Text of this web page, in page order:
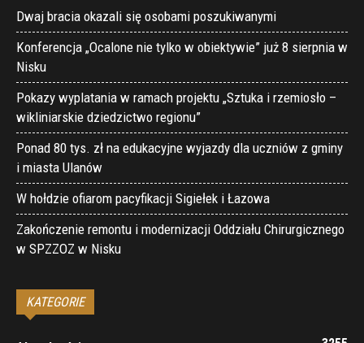
Dwaj bracia okazali się osobami poszukiwanymi
Konferencja „Ocalone nie tylko w obiektywie” już 8 sierpnia w
Nisku
Pokazy wyplatania w ramach projektu „Sztuka i rzemiosło –
wikliniarskie dziedzictwo regionu”
Ponad 80 tys. zł na edukacyjne wyjazdy dla uczniów z gminy
i miasta Ulanów
W hołdzie ofiarom pacyfikacji Sigiełek i Łazowa
Zakończenie remontu i modernizacji Oddziału Chirurgicznego
w SPZZOZ w Nisku
KATEGORIE